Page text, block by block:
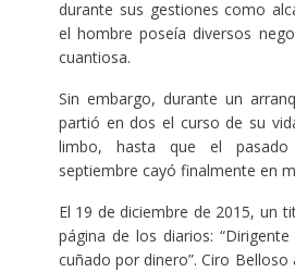
durante sus gestiones como
el hombre poseía diversos
cuantiosa.
Sin embargo, durante un
partió en dos el curso de su
limbo, hasta que el
septiembre cayó finalmente en
El 19 de diciembre de 2015, un
página de los diarios:
cuñado por dinero”. Ciro